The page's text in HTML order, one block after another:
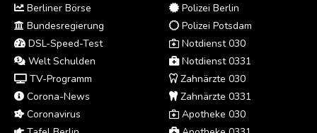
Berliner Börse
Bundesregierung
DSL-Speed-Test
Welt Schulden
TV-Programm
Corona-News
Coronavirus
Polizei Berlin
Polizei Potsdam
Notdienst 030
Notdienst 0331
Zahnärzte 030
Zahnärzte 0331
Apotheke 030